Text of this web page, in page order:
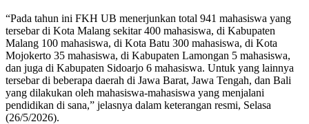
“Pada tahun ini FKH UB menerjunkan total 941 mahasiswa yang
tersebar di Kota Malang sekitar 400 mahasiswa, di Kabupaten
Malang 100 mahasiswa, di Kota Batu 300 mahasiswa, di Kota
Mojokerto 35 mahasiswa, di Kabupaten Lamongan 5 mahasiswa,
dan juga di Kabupaten Sidoarjo 6 mahasiswa. Untuk yang lainnya
tersebar di beberapa daerah di Jawa Barat, Jawa Tengah, dan Bali
yang dilakukan oleh mahasiswa-mahasiswa yang menjalani
pendidikan di sana,” jelasnya dalam keterangan resmi, Selasa
(26/5/2026).